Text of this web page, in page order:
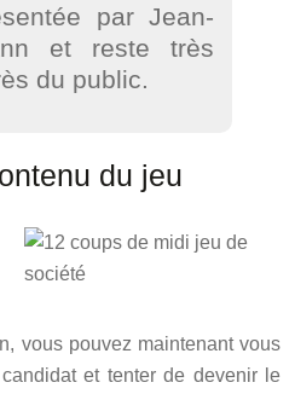
par Jean-
et reste très
du public.
du jeu
vous pouvez maintenant vous
et tenter de devenir le